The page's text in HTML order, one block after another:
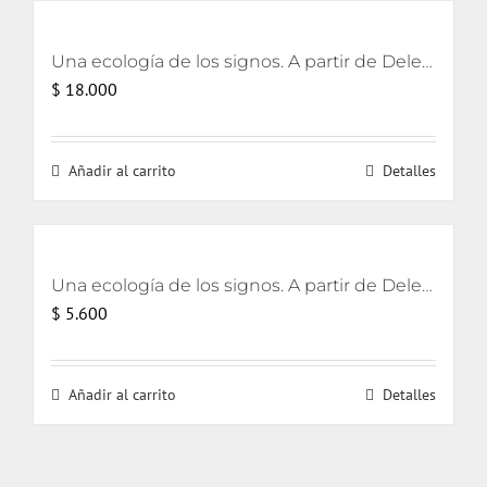
Una ecología de los signos. A partir de Deleuze
$ 18.000
Añadir al carrito Detalles
Una ecología de los signos. A partir de Deleuze [eBook]
$ 5.600
Añadir al carrito Detalles